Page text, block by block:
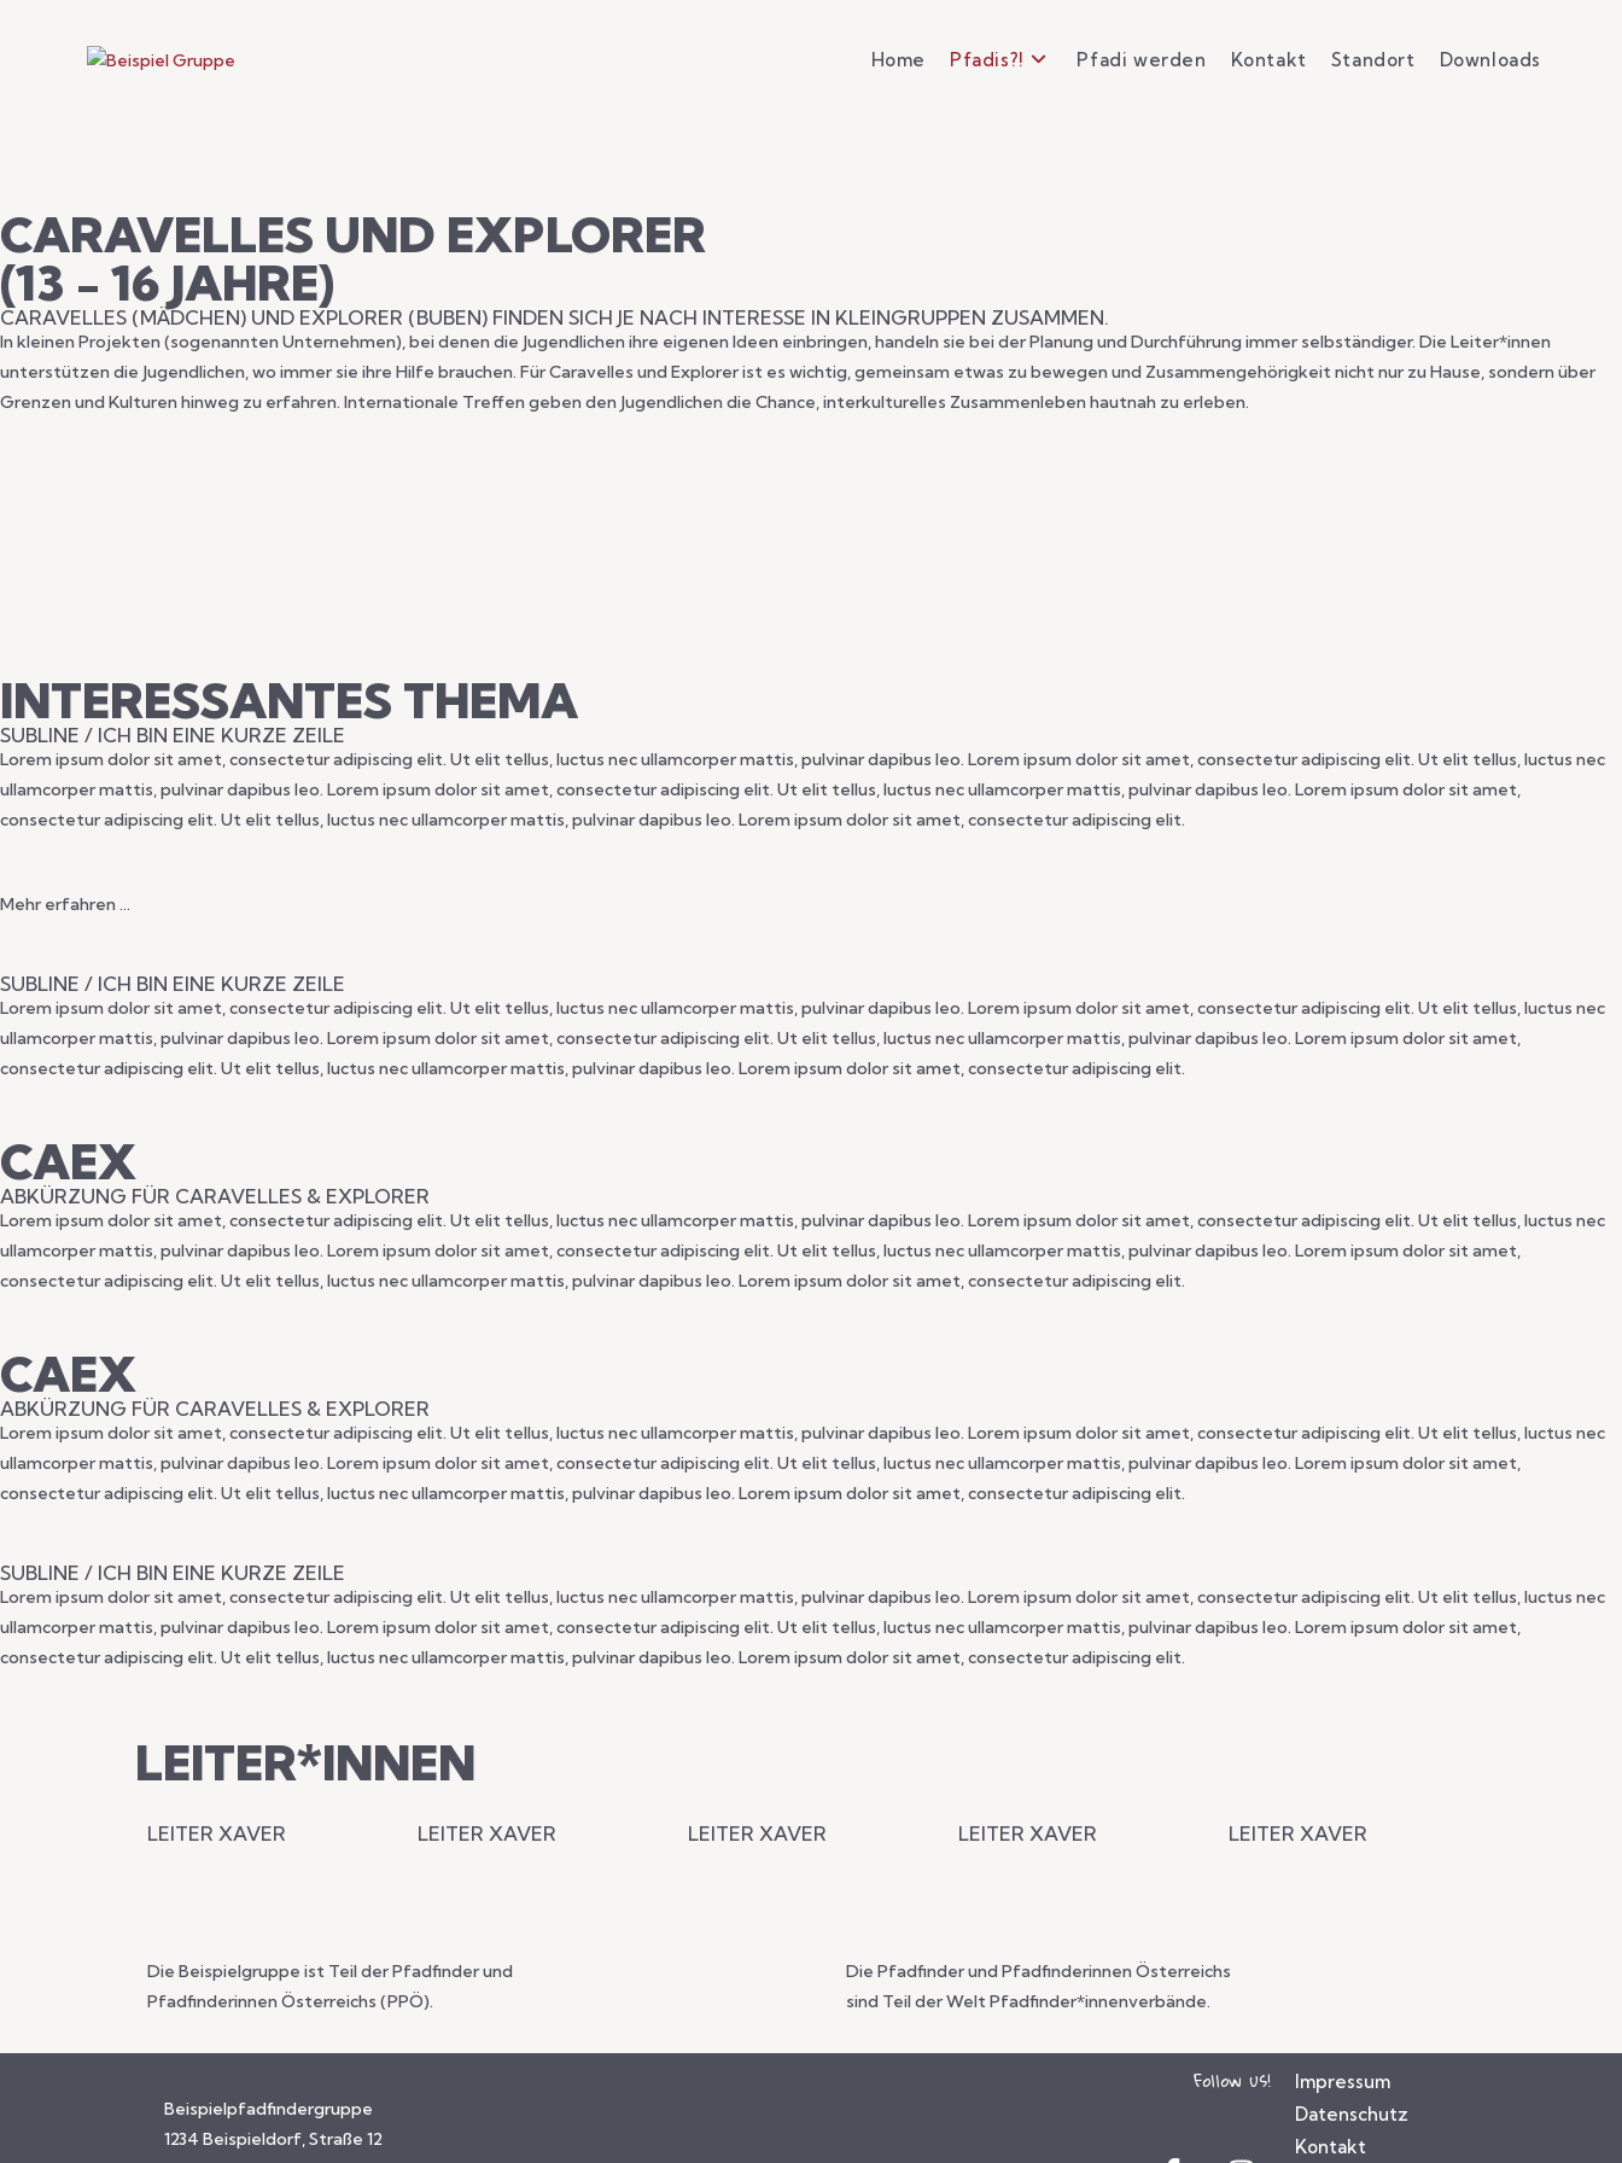
Home Pfadis?! Pfadi werden Kontakt Standort Downloads
CARAVELLES UND EXPLORER
(13 - 16 JAHRE)
CARAVELLES (MÄDCHEN) UND EXPLORER (BUBEN) FINDEN SICH JE NACH INTERESSE IN KLEINGRUPPEN ZUSAMMEN.
In kleinen Projekten (sogenannten Unternehmen), bei denen die Jugendlichen ihre eigenen Ideen einbringen, handeln sie bei der Planung und Durchführung immer selbständiger. Die Leiter*innen
unterstützen die Jugendlichen, wo immer sie ihre Hilfe brauchen. Für Caravelles und Explorer ist es wichtig, gemeinsam etwas zu bewegen und Zusammengehörigkeit nicht nur zu Hause, sondern über
Grenzen und Kulturen hinweg zu erfahren. Internationale Treffen geben den Jugendlichen die Chance, interkulturelles Zusammenleben hautnah zu erleben.
INTERESSANTES THEMA
SUBLINE / ICH BIN EINE KURZE ZEILE
Lorem ipsum dolor sit amet, consectetur adipiscing elit. Ut elit tellus, luctus nec ullamcorper mattis, pulvinar dapibus leo. Lorem ipsum dolor sit amet, consectetur adipiscing elit. Ut elit tellus, luctus nec
ullamcorper mattis, pulvinar dapibus leo. Lorem ipsum dolor sit amet, consectetur adipiscing elit. Ut elit tellus, luctus nec ullamcorper mattis, pulvinar dapibus leo. Lorem ipsum dolor sit amet,
consectetur adipiscing elit. Ut elit tellus, luctus nec ullamcorper mattis, pulvinar dapibus leo. Lorem ipsum dolor sit amet, consectetur adipiscing elit.
Mehr erfahren …
SUBLINE / ICH BIN EINE KURZE ZEILE
Lorem ipsum dolor sit amet, consectetur adipiscing elit. Ut elit tellus, luctus nec ullamcorper mattis, pulvinar dapibus leo. Lorem ipsum dolor sit amet, consectetur adipiscing elit. Ut elit tellus, luctus nec
ullamcorper mattis, pulvinar dapibus leo. Lorem ipsum dolor sit amet, consectetur adipiscing elit. Ut elit tellus, luctus nec ullamcorper mattis, pulvinar dapibus leo. Lorem ipsum dolor sit amet,
consectetur adipiscing elit. Ut elit tellus, luctus nec ullamcorper mattis, pulvinar dapibus leo. Lorem ipsum dolor sit amet, consectetur adipiscing elit.
CAEX
ABKÜRZUNG FÜR CARAVELLES & EXPLORER
Lorem ipsum dolor sit amet, consectetur adipiscing elit. Ut elit tellus, luctus nec ullamcorper mattis, pulvinar dapibus leo. Lorem ipsum dolor sit amet, consectetur adipiscing elit. Ut elit tellus, luctus nec
ullamcorper mattis, pulvinar dapibus leo. Lorem ipsum dolor sit amet, consectetur adipiscing elit. Ut elit tellus, luctus nec ullamcorper mattis, pulvinar dapibus leo. Lorem ipsum dolor sit amet,
consectetur adipiscing elit. Ut elit tellus, luctus nec ullamcorper mattis, pulvinar dapibus leo. Lorem ipsum dolor sit amet, consectetur adipiscing elit.
CAEX
ABKÜRZUNG FÜR CARAVELLES & EXPLORER
Lorem ipsum dolor sit amet, consectetur adipiscing elit. Ut elit tellus, luctus nec ullamcorper mattis, pulvinar dapibus leo. Lorem ipsum dolor sit amet, consectetur adipiscing elit. Ut elit tellus, luctus nec
ullamcorper mattis, pulvinar dapibus leo. Lorem ipsum dolor sit amet, consectetur adipiscing elit. Ut elit tellus, luctus nec ullamcorper mattis, pulvinar dapibus leo. Lorem ipsum dolor sit amet,
consectetur adipiscing elit. Ut elit tellus, luctus nec ullamcorper mattis, pulvinar dapibus leo. Lorem ipsum dolor sit amet, consectetur adipiscing elit.
SUBLINE / ICH BIN EINE KURZE ZEILE
Lorem ipsum dolor sit amet, consectetur adipiscing elit. Ut elit tellus, luctus nec ullamcorper mattis, pulvinar dapibus leo. Lorem ipsum dolor sit amet, consectetur adipiscing elit. Ut elit tellus, luctus nec
ullamcorper mattis, pulvinar dapibus leo. Lorem ipsum dolor sit amet, consectetur adipiscing elit. Ut elit tellus, luctus nec ullamcorper mattis, pulvinar dapibus leo. Lorem ipsum dolor sit amet,
consectetur adipiscing elit. Ut elit tellus, luctus nec ullamcorper mattis, pulvinar dapibus leo. Lorem ipsum dolor sit amet, consectetur adipiscing elit.
LEITER*INNEN
LEITER XAVER LEITER XAVER LEITER XAVER LEITER XAVER LEITER XAVER
Die Beispielgruppe ist Teil der Pfadfinder und
Pfadfinderinnen Österreichs (PPÖ).
Die Pfadfinder und Pfadfinderinnen Österreichs
sind Teil der Welt Pfadfinder*innenverbände.
Beispielpfadfindergruppe
1234 Beispieldorf, Straße 12
Follow us!
Impressum
Datenschutz
Kontakt